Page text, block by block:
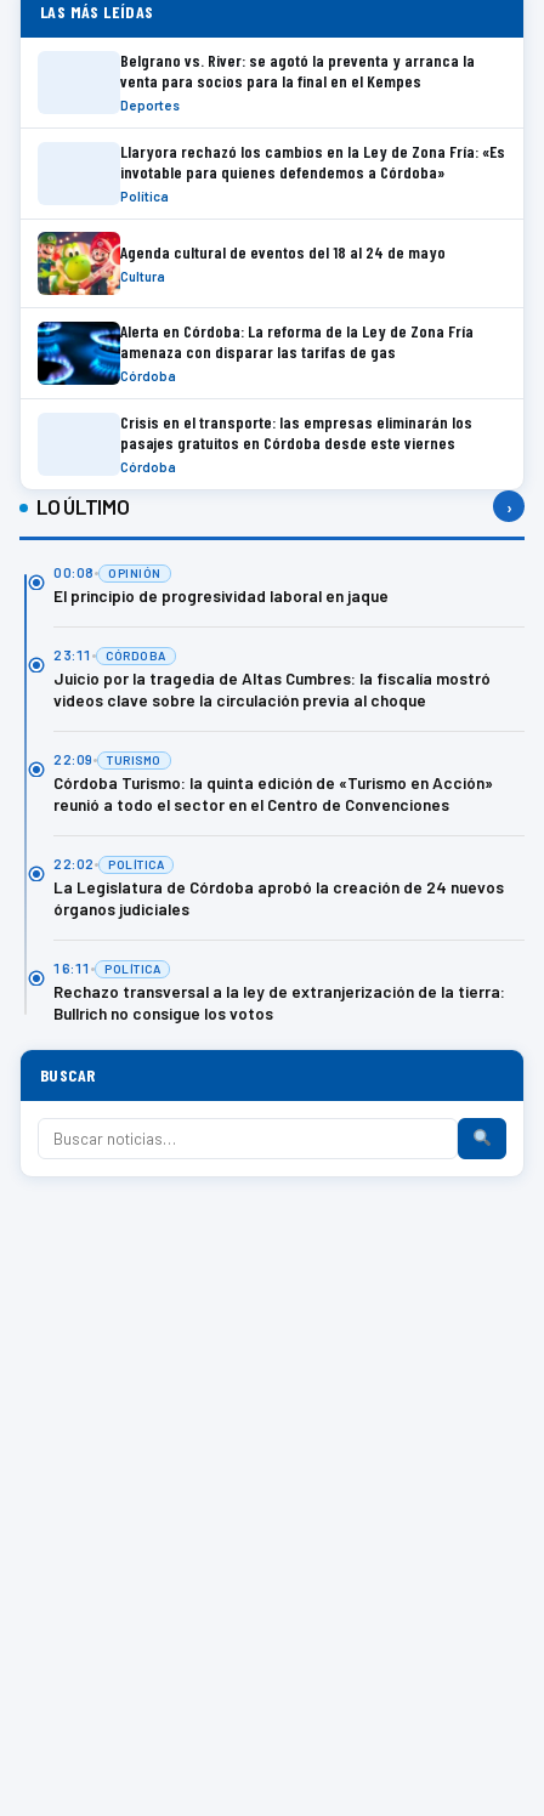
LAS MÁS LEÍDAS
Belgrano vs. River: se agotó la preventa y arranca la
venta para socios para la final en el Kempes
Deportes
Llaryora rechazó los cambios en la Ley de Zona Fría: «Es
invotable para quienes defendemos a Córdoba»
Política
Agenda cultural de eventos del 18 al 24 de mayo
Cultura
Alerta en Córdoba: La reforma de la Ley de Zona Fría
amenaza con disparar las tarifas de gas
Córdoba
Crisis en el transporte: las empresas eliminarán los
pasajes gratuitos en Córdoba desde este viernes
Córdoba
LO ÚLTIMO ›
00:08 OPINIÓN
El principio de progresividad laboral en jaque
23:11 CÓRDOBA
Juicio por la tragedia de Altas Cumbres: la fiscalía mostró
videos clave sobre la circulación previa al choque
22:09 TURISMO
Córdoba Turismo: la quinta edición de «Turismo en Acción»
reunió a todo el sector en el Centro de Convenciones
22:02 POLÍTICA
La Legislatura de Córdoba aprobó la creación de 24 nuevos
órganos judiciales
16:11 POLÍTICA
Rechazo transversal a la ley de extranjerización de la tierra:
Bullrich no consigue los votos
BUSCAR